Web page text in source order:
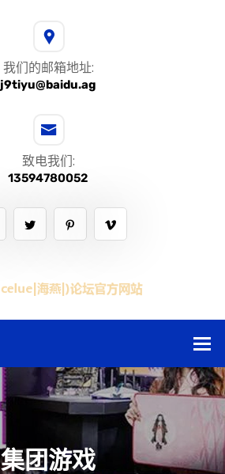
我们的邮箱地址:
j9tiyu@baidu.ag
致电我们:
13594780052
集团游戏